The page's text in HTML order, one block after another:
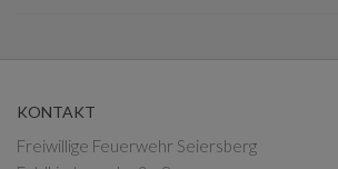
KONTAKT
Freiwillige Feuerwehr Seiersberg